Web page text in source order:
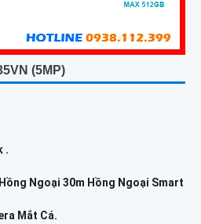
(5MP)
.
Hồng Ngoại 30m Hồng Ngoại Smart
Mắt Cá.